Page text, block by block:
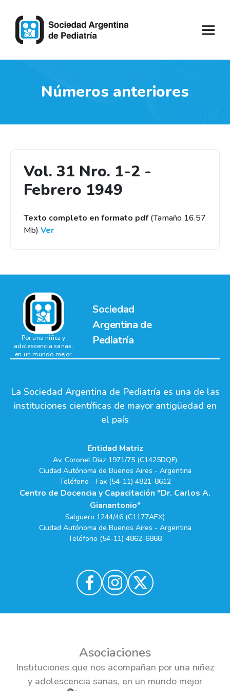
Números anteriores
Vol. 31 Nro. 1-2 -
Febrero 1949
Texto completo en formato pdf(Tamaño 16.57
Mb) Ver
Sociedad
Argentina de
Pediatría
Por una niñez y
adolescencia sanas,
en un mundo mejor
La Sociedad Argentina de Pediatría es una de las
instituciones científicas de mayor antigüedad en
el país
Entidad Matriz
Av. Coronel Diaz 1971/75 (C1425DQF)
Ciudad Autónoma de Buenos Aires - Argentina
Teléfono - Fax (54-11) 4821-8612
Centro de Docencia y Capacitación "Dr. Carlos A.
Gianantonio"
Salguero 1244/46 (C1177AEX)
Ciudad Autónoma de Buenos Aires - Argentina
Teléfono (54-11) 4862-6868
Asociaciones
Instituciones que nos acompañan por una niñez
y adolescencia sanas, en un mundo mejor